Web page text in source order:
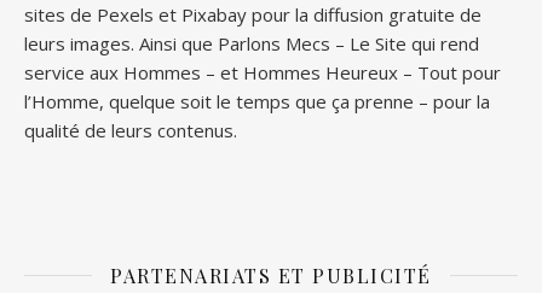
sites de Pexels et Pixabay pour la diffusion gratuite de
leurs images. Ainsi que Parlons Mecs – Le Site qui rend
service aux Hommes – et Hommes Heureux – Tout pour
l’Homme, quelque soit le temps que ça prenne – pour la
qualité de leurs contenus.
PARTENARIATS ET PUBLICITÉ